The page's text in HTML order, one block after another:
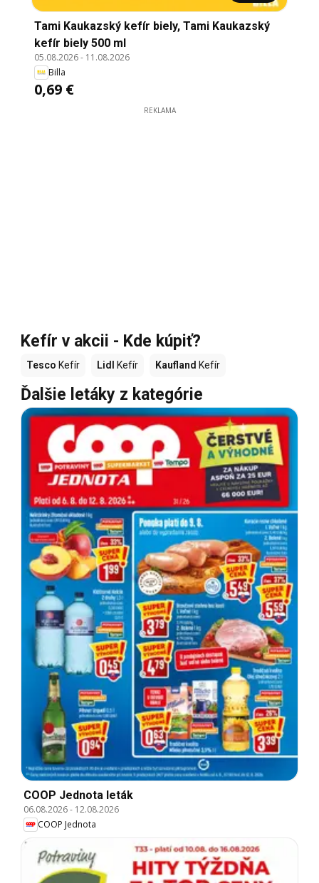
Tami Kaukazský kefír biely, Tami Kaukazský
kefír biely 500 ml
05.08.2026- 11.08.2026
Billa
0,69 €
REKLAMA
Kefír v akcii - Kde kúpiť?
Tesco Kefír Lidl Kefír Kaufland Kefír
Ďalšie letáky z kategórie
COOP Jednota leták
06.08.2026- 12.08.2026
COOP Jednota